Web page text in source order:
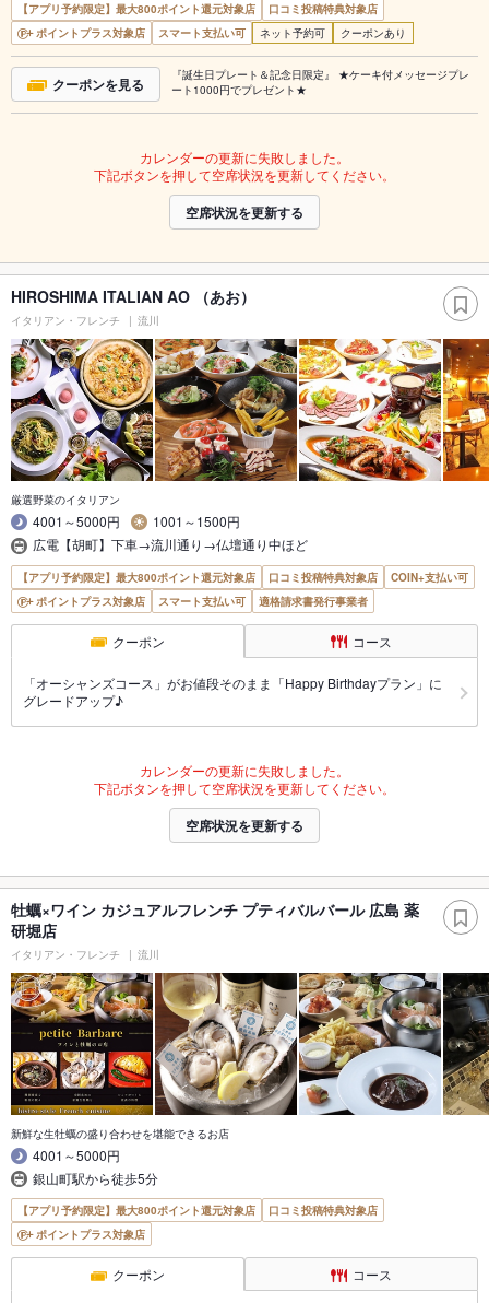
【アプリ予約限定】最大800ポイント還元対象店
口コミ投稿特典対象店
ポイントプラス対象店
スマート支払い可 ネット予約可 クーポンあり
クーポンを見る
『誕生日プレート＆記念日限定』 ★ケーキ付メッセージプレ
ート1000円でプレゼント★
カレンダーの更新に失敗しました。
下記ボタンを押して空席状況を更新してください。
空席状況を更新する
HIROSHIMA ITALIAN AO （あお）
イタリアン・フレンチ 流川
厳選野菜のイタリアン
4001～5000円
1001～1500円
広電【胡町】下車→流川通り→仏壇通り中ほど
【アプリ予約限定】最大800ポイント還元対象店 口コミ投稿特典対象店
COIN+支払い可
ポイントプラス対象店
スマート支払い可 適格請求書発行事業者
クーポン コース
「オーシャンズコース」がお値段そのまま「Happy Birthdayプラン」に
グレードアップ♪
カレンダーの更新に失敗しました。
下記ボタンを押して空席状況を更新してください。
空席状況を更新する
牡蠣×ワイン カジュアルフレンチ プティバルバール 広島 薬
研堀店
イタリアン・フレンチ 流川
新鮮な生牡蠣の盛り合わせを堪能できるお店
4001～5000円
銀山町駅から徒歩5分
【アプリ予約限定】最大800ポイント還元対象店
口コミ投稿特典対象店
ポイントプラス対象店
クーポン コース